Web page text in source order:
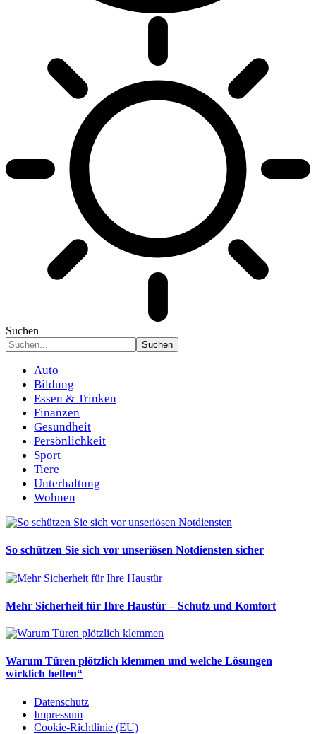
Suchen
Auto
Bildung
Essen & Trinken
Finanzen
Gesundheit
Persönlichkeit
Sport
Tiere
Unterhaltung
Wohnen
So schützen Sie sich vor unseriösen Notdiensten sicher
Mehr Sicherheit für Ihre Haustür – Schutz und Komfort
Warum Türen plötzlich klemmen und welche Lösungen
wirklich helfen“
Datenschutz
Impressum
Cookie-Richtlinie (EU)